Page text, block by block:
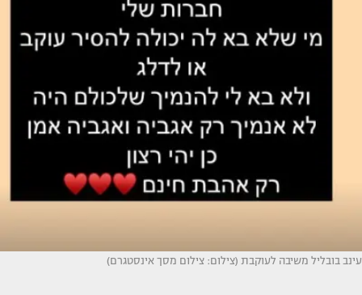
עינב בובליל משיבה לעוקבת (צילום: צילום מסך אינסטגרם)